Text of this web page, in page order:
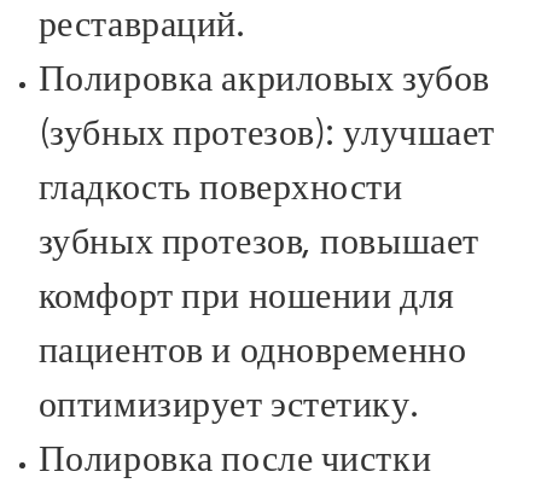
реставраций.
Полировка акриловых зубов
(зубных протезов): улучшает
гладкость поверхности
зубных протезов, повышает
комфорт при ношении для
пациентов и одновременно
оптимизирует эстетику.
Полировка после чистки